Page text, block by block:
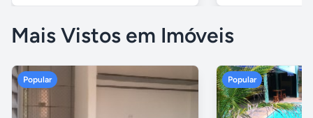
Mais Vistos em Imóveis
Popular Popular